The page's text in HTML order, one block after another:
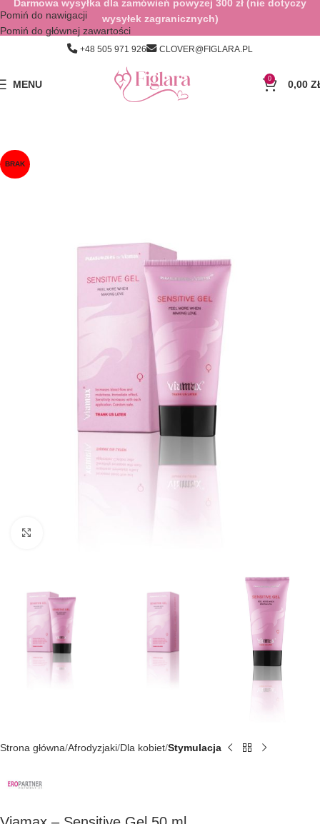
Pomiń do nawigacji
Pomiń do głównej zawartości
+48 505 971 926 CLOVER@FIGLARA.PL
MENU 0 0,00
BRAK
Strona główna Afrodyzjaki Dla kobiet Stymulacja
Darmowa wysyłka dla zamówień powyżej 300 zł (nie dotyczy
wysyłek zagranicznych)